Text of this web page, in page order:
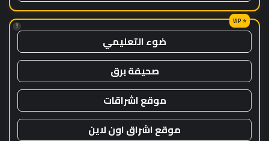
!
ضوء التعليمي
صحيفة برق
موقع اشراقات
موقع اشراق اون لاين